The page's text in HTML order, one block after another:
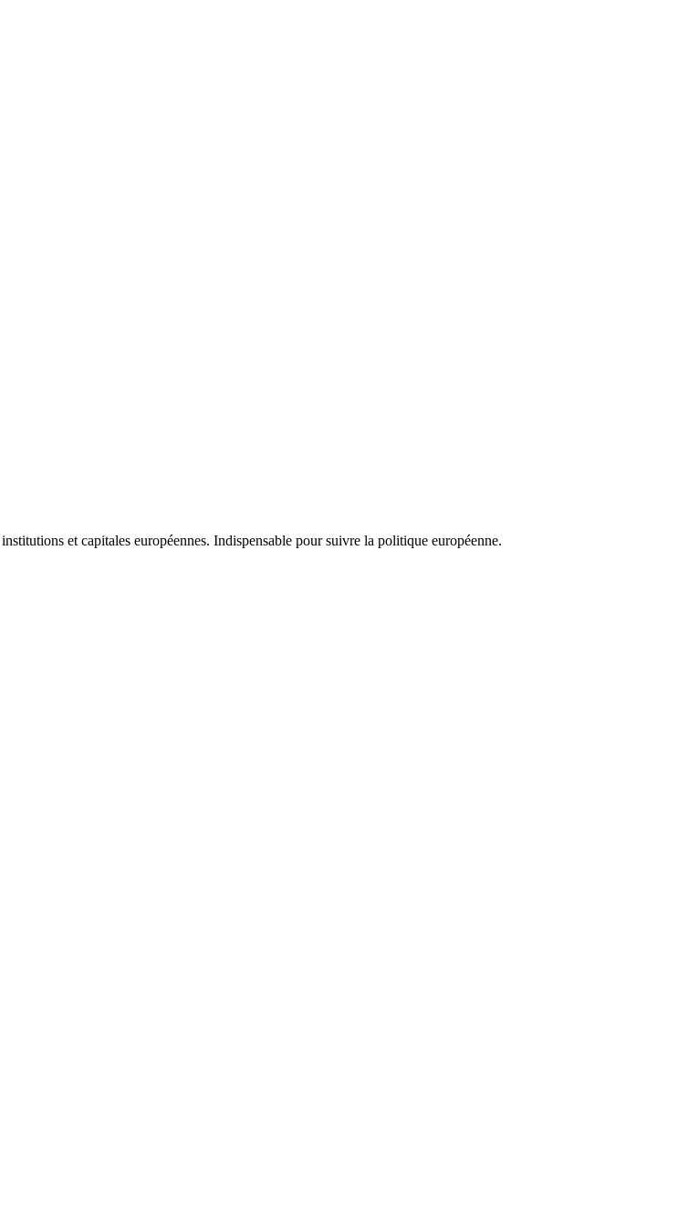
et capitales européennes. Indispensable pour suivre la politique européenne.